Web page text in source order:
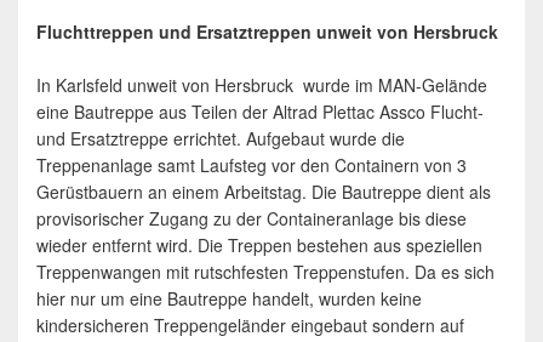
Fluchttreppen und Ersatztreppen unweit von Hersbruck
In Karlsfeld unweit von Hersbruck wurde im MAN-Gelände
eine Bautreppe aus Teilen der Altrad Plettac Assco Flucht-
und Ersatztreppe errichtet. Aufgebaut wurde die
Treppenanlage samt Laufsteg vor den Containern von 3
Gerüstbauern an einem Arbeitstag. Die Bautreppe dient als
provisorischer Zugang zu der Containeranlage bis diese
wieder entfernt wird. Die Treppen bestehen aus speziellen
Treppenwangen mit rutschfesten Treppenstufen. Da es sich
hier nur um eine Bautreppe handelt, wurden keine
kindersicheren Treppengeländer eingebaut sondern auf